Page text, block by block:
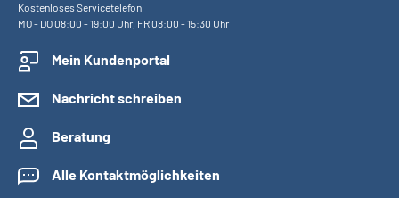
Kostenloses Servicetelefon
MO- DO08:00 - 19:00 Uhr, FR08:00 - 15:30 Uhr
Mein Kundenportal
Nachricht schreiben
Beratung
Alle Kontaktmöglichkeiten